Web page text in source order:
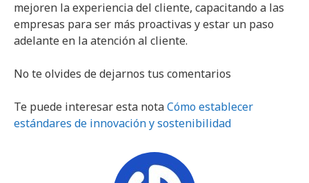
mejoren la experiencia del cliente, capacitando a las
empresas para ser más proactivas y estar un paso
adelante en la atención al cliente.
No te olvides de dejarnos tus comentarios
Te puede interesar esta notaCómo establecer
estándares de innovación y sostenibilidad